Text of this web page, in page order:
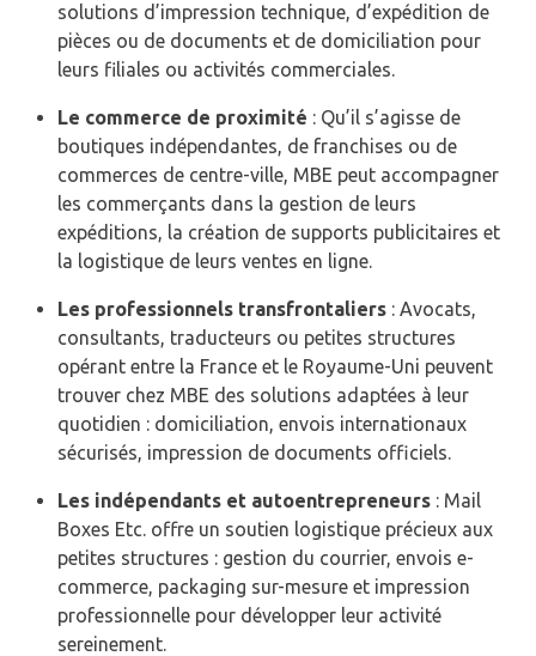
solutions d’impression technique, d’expédition de
pièces ou de documents et de domiciliation pour
leurs filiales ou activités commerciales.
Le commerce de proximité : Qu’il s’agisse de
boutiques indépendantes, de franchises ou de
commerces de centre-ville, MBE peut accompagner
les commerçants dans la gestion de leurs
expéditions, la création de supports publicitaires et
la logistique de leurs ventes en ligne.
Les professionnels transfrontaliers : Avocats,
consultants, traducteurs ou petites structures
opérant entre la France et le Royaume-Uni peuvent
trouver chez MBE des solutions adaptées à leur
quotidien : domiciliation, envois internationaux
sécurisés, impression de documents officiels.
Les indépendants et autoentrepreneurs : Mail
Boxes Etc. offre un soutien logistique précieux aux
petites structures : gestion du courrier, envois e-
commerce, packaging sur-mesure et impression
professionnelle pour développer leur activité
sereinement.